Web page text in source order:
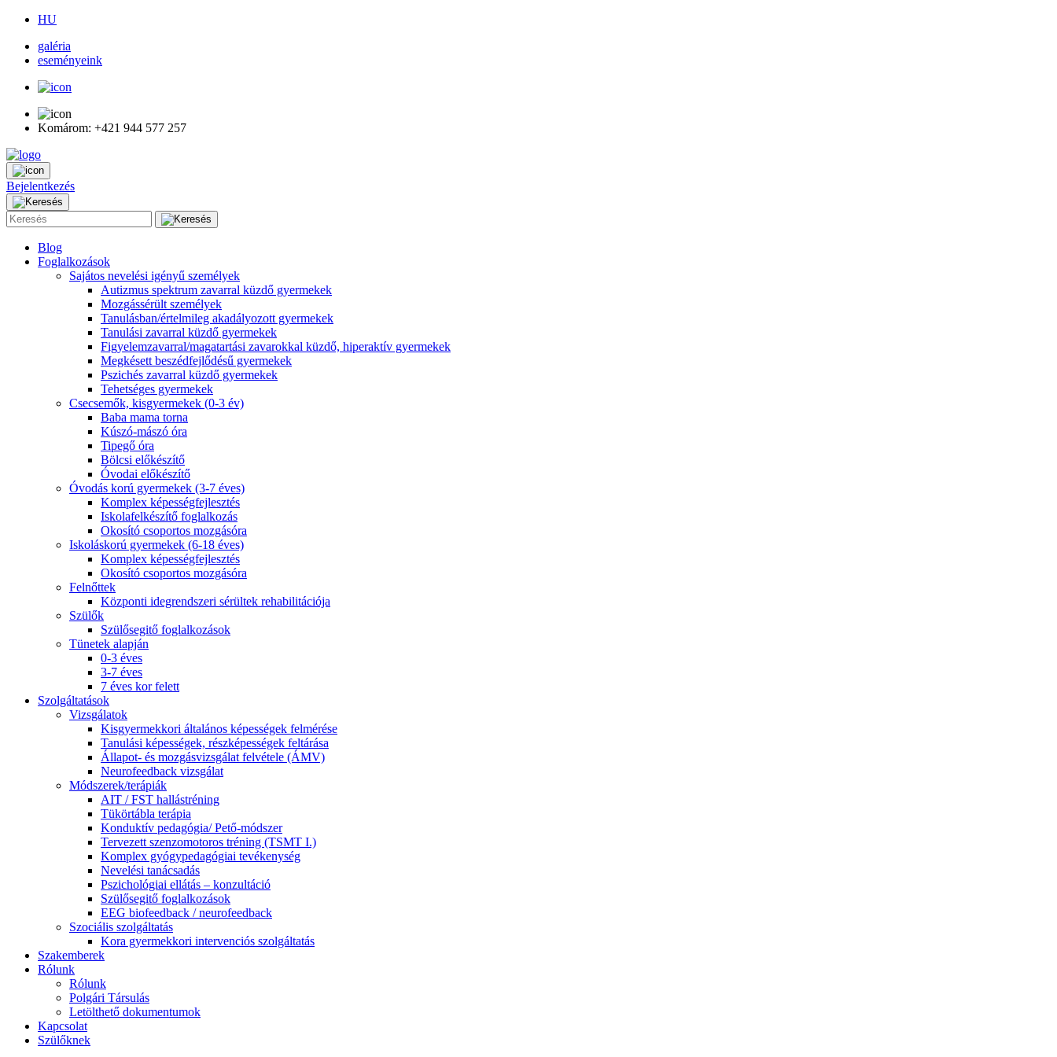
HU
galéria
eseményeink
Komárom: +421 944 577 257
Bejelentkezés
Blog
Foglalkozások
Sajátos nevelési igényű személyek
Autizmus spektrum zavarral küzdő gyermekek
Mozgássérült személyek
Tanulásban/értelmileg akadályozott gyermekek
Tanulási zavarral küzdő gyermekek
Figyelemzavarral/magatartási zavarokkal küzdő, hiperaktív gyermekek
Megkésett beszédfejlődésű gyermekek
Pszichés zavarral küzdő gyermekek
Tehetséges gyermekek
Csecsemők, kisgyermekek (0-3 év)
Baba mama torna
Kúszó-mászó óra
Tipegő óra
Bölcsi előkészítő
Óvodai előkészítő
Óvodás korú gyermekek (3-7 éves)
Komplex képességfejlesztés
Iskolafelkészítő foglalkozás
Okosító csoportos mozgásóra
Iskoláskorú gyermekek (6-18 éves)
Komplex képességfejlesztés
Okosító csoportos mozgásóra
Felnőttek
Központi idegrendszeri sérültek rehabilitációja
Szülők
Szülősegitő foglalkozások
Tünetek alapján
0-3 éves
3-7 éves
7 éves kor felett
Szolgáltatások
Vizsgálatok
Kisgyermekkori általános képességek felmérése
Tanulási képességek, részképességek feltárása
Állapot- és mozgásvizsgálat felvétele (ÁMV)
Neurofeedback vizsgálat
Módszerek/terápiák
AIT / FST hallástréning
Tükörtábla terápia
Konduktív pedagógia/ Pető-módszer
Tervezett szenzomotoros tréning (TSMT I.)
Komplex gyógypedagógiai tevékenység
Nevelési tanácsadás
Pszichológiai ellátás – konzultáció
Szülősegitő foglalkozások
EEG biofeedback / neurofeedback
Szociális szolgáltatás
Kora gyermekkori intervenciós szolgáltatás
Szakemberek
Rólunk
Rólunk
Polgári Társulás
Letölthető dokumentumok
Kapcsolat
Szülőknek